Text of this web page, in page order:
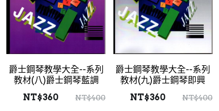
爵士鋼琴教學大全--系列
教材(八)爵士鋼琴藍調
NT$360
NT$400
爵士鋼琴教學大全--系列
教材(九)爵士鋼琴即興
NT$360
NT$400